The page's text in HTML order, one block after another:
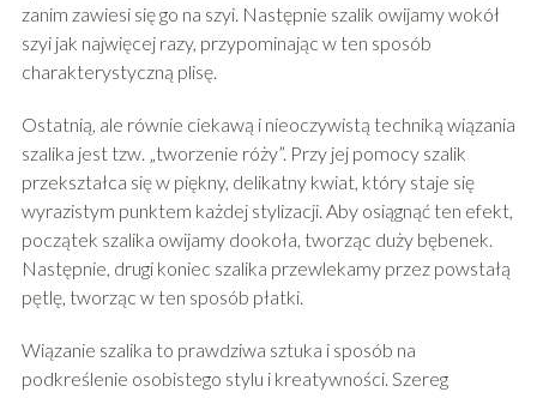
zanim zawiesi się go na szyi. Następnie szalik owijamy wokół
szyi jak najwięcej razy, przypominając w ten sposób
charakterystyczną plisę.
Ostatnią, ale równie ciekawą i nieoczywistą techniką wiązania
szalika jest tzw. „tworzenie róży”. Przy jej pomocy szalik
przekształca się w piękny, delikatny kwiat, który staje się
wyrazistym punktem każdej stylizacji. Aby osiągnąć ten efekt,
początek szalika owijamy dookoła, tworząc duży bębenek.
Następnie, drugi koniec szalika przewlekamy przez powstałą
pętlę, tworząc w ten sposób płatki.
Wiązanie szalika to prawdziwa sztuka i sposób na
podkreślenie osobistego stylu i kreatywności. Szereg